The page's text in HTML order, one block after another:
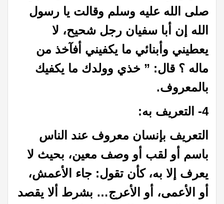
صلى الله عليه وسلم وقالت يا رسول
الله إن أبا سفيان رجل شحيح، لا
يعطيني وأبنائي ما يكفيني أفآخذ من
ماله ؟ قال: ” خذي وولدك ما يكفيك
بالمعروف.
4- التعريف به:
التعريف بإنسان معروف عند الناس
باسم أو لقب أو وصف معين، بحيث لا
يعرف إلا به، كأن تقول: جاء الأعمش،
أو الأعمى، أو الأعرج… بشرط ألا يقصد